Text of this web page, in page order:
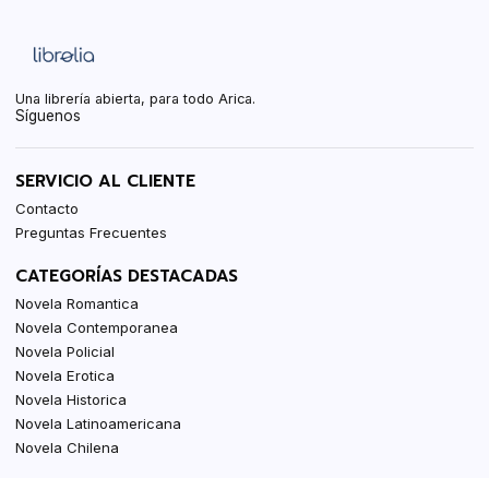
Una librería abierta, para todo Arica.
Síguenos
SERVICIO AL CLIENTE
Contacto
Preguntas Frecuentes
CATEGORÍAS DESTACADAS
Novela Romantica
Novela Contemporanea
Novela Policial
Novela Erotica
Novela Historica
Novela Latinoamericana
Novela Chilena